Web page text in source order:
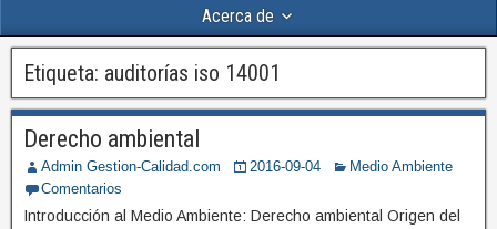
Acerca de
Etiqueta: auditorías iso 14001
Derecho ambiental
Admin Gestion-Calidad.com 2016-09-04
Medio Ambiente
Comentarios
Introducción al Medio Ambiente: Derecho ambiental Origen del